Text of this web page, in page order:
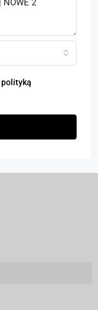
polityką